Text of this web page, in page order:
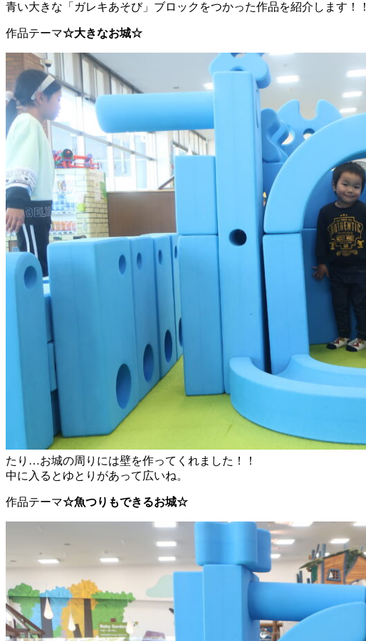
青い大きな「ガレキあそび」ブロックをつかった作品を紹介します！！
作品テーマ☆大きなお城☆
たり…お城の周りには壁を作ってくれました！！
中に入るとゆとりがあって広いね。
作品テーマ☆魚つりもできるお城☆